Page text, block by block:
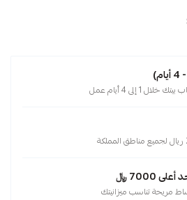
1 إلى 4 أيام عمل
7000 ﷼
مريحة تناسب ميزانيتك